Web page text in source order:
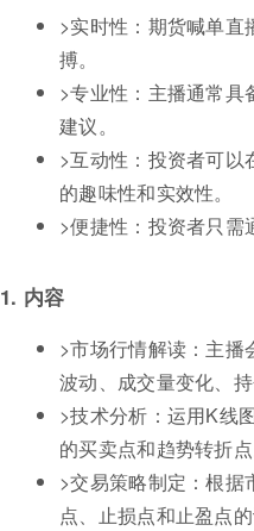
>实时性：期货喊单
搏。
>专业性：主播通常
建议。
>互动性：投资者可以
的趣味性和实效性。
>便捷性：投资者只需
1. 内容
>市场行情解读：主
波动、成交量变化、
>技术分析：运用K线
的买卖点和趋势转折点
>交易策略制定：根据
点、止损点和止盈点的